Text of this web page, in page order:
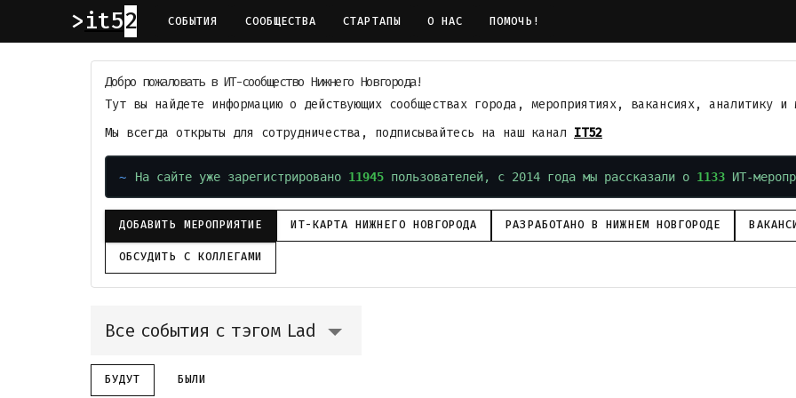
it52 СОБЫТИЯ СООБЩЕСТВА СТАРТАПЫ О НАС ПОМОЧЬ!
Добро пожаловать в ИТ-сообщество Нижнего Новгорода!
Тут вы найдете информацию о действующих сообществах города, мероприятиях, вакансиях, аналитику и
Мы всегда открыты для сотрудничества, подписывайтесь на наш канал IT52
На сайте уже зарегистрировано 11945 пользователей, с 2014 года мы рассказали о 1133 ИТ-
ДОБАВИТЬ МЕРОПРИЯТИЕ ИТ-КАРТА НИЖНЕГО НОВГОРОДА РАЗРАБОТАНО В НИЖНЕМ НОВГОРОДЕ
ОБСУДИТЬ С КОЛЛЕГАМИ
Все события с тэгом Lad
БУДУТ БЫЛИ